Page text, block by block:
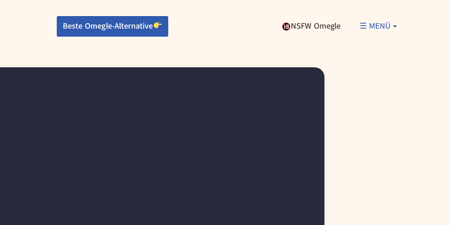
Beste Omegle-Alternative NSFW Omegle ☰ MENÜ